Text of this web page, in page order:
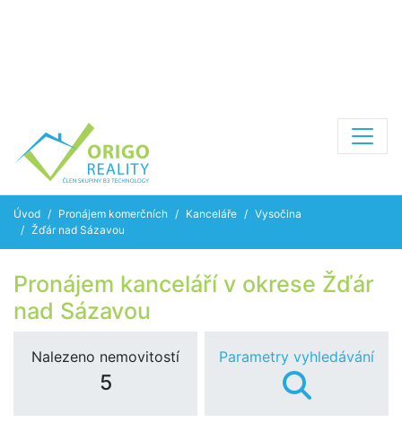
Úvod Pronájem komerčních Kanceláře
Vysočina
Žďár nad Sázavou
Pronájem kanceláří v okrese Žďár
nad Sázavou
Nalezeno nemovitostí
5
Parametry vyhledávání